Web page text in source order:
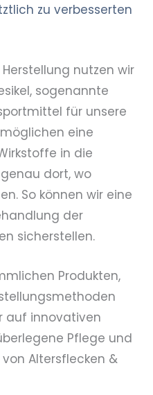
zu verbesserten
nutzen wir
sogenannte
für unsere
eine
in die
dort, wo
So können wir eine
der
sicherstellen.
Produkten,
auf innovativen
Pflege und
Altersflecken &